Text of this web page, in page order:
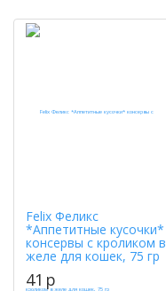
Felix Феликс
*Аппетитные кусочки*
консервы с кроликом в
желе для кошек, 75 гр
41 p